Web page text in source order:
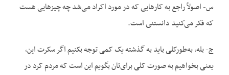
س- اصولاً راجع به کارهایی که در مورد اکراد می‌شد چه چیزهایی هست
که فکر می‌کنید دانستنی است.
ج- بله، به‌طورکلی باید به گذشته یک کمی توجه بکنیم اگر سکرت این،
یعنی بخواهیم به صورت کلی برای‌تان بگویم این است که مردم کرد در